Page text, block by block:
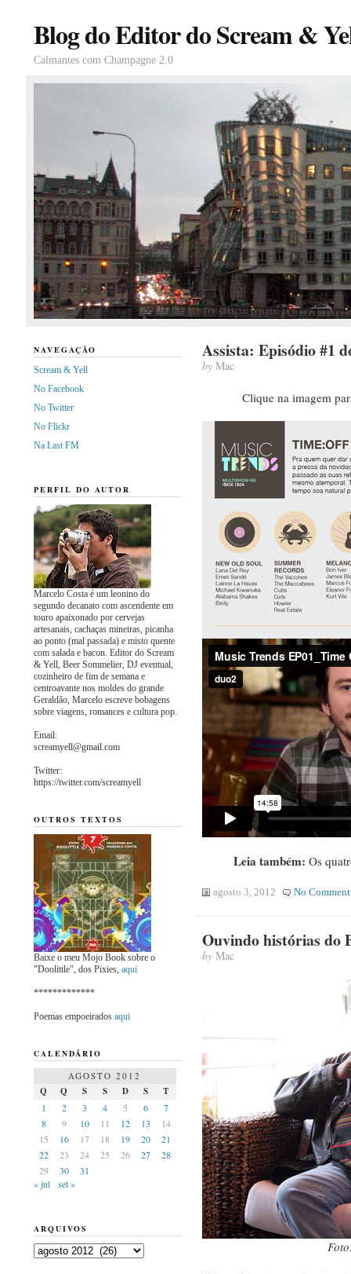
Blog do Editor do Scream &
Calmantes com Champagne 2.0
Assista: Episódio #1
byMac
Clique na imagem
Leia também: Os
agosto 3, 2012 No
Ouvindo histórias do
byMac
NAVEGAÇÃO
Scream & Yell
No Facebook
No Twitter
No Flickr
Na Last FM
PERFIL DO AUTOR
Marcelo Costa é um leonino do
segundo decanato com ascendente em
touro apaixonado por cervejas
artesanais, cachaças mineiras, picanha
ao ponto (mal passada) e misto quente
com salada e bacon. Editor do Scream
& Yell, Beer Sommelier, DJ eventual,
cozinheiro de fim de semana e
centroavante nos moldes do grande
Geraldão, Marcelo escreve bobagens
sobre viagens, romances e cultura pop.
Email:
screamyell@gmail.com
Twitter:
https://twitter.com/screamyell
OUTROS TEXTOS
Baixe o meu Mojo Book sobre o
"Doolittle", dos Pixies, aqui
*************
Poemas empoeirados aqui
CALENDÁRIO
AGOSTO 2012
Q Q S S D S
T
1
2 3 4 5 6
7
8
9 10 11 12 13
14
15
16 17 18 19 20
21
22
23 24 25 26 27
28
29
30
31
« jul
set »
ARQUIVOS
Arquivos